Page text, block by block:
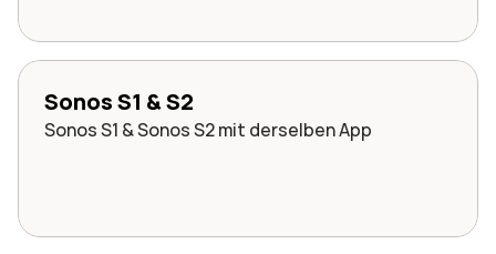
Sonos S1 & S2
Sonos S1 & Sonos S2 mit derselben App